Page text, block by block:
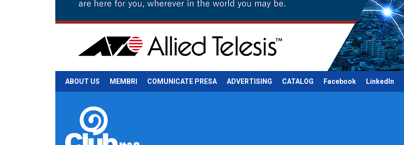
ABOUT US MEMBRI COMUNICATE PRESA ADVERTISING CATALOG Facebook LinkedIn